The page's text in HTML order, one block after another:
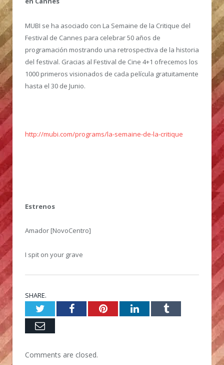
MUBI se ha asociado con La Semaine de la Critique del
Festival de Cannes para celebrar 50 años de
programación mostrando una retrospectiva de la historia
del festival. Gracias al Festival de Cine 4+1 ofrecemos los
1000 primeros visionados de cada película gratuitamente
hasta el 30 de Junio.
http://mubi.com/programs/la-semaine-de-la-critique
Estrenos
Amador [NovoCentro]
I spit on your grave
SHARE.
TwitterFacebookPinterestLinkedInTumblr
Email
Comments are closed.